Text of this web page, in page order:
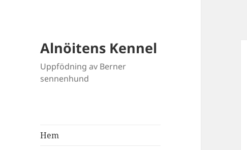
Alnöitens Kennel
Uppfödning av Berner
sennenhund
Hem